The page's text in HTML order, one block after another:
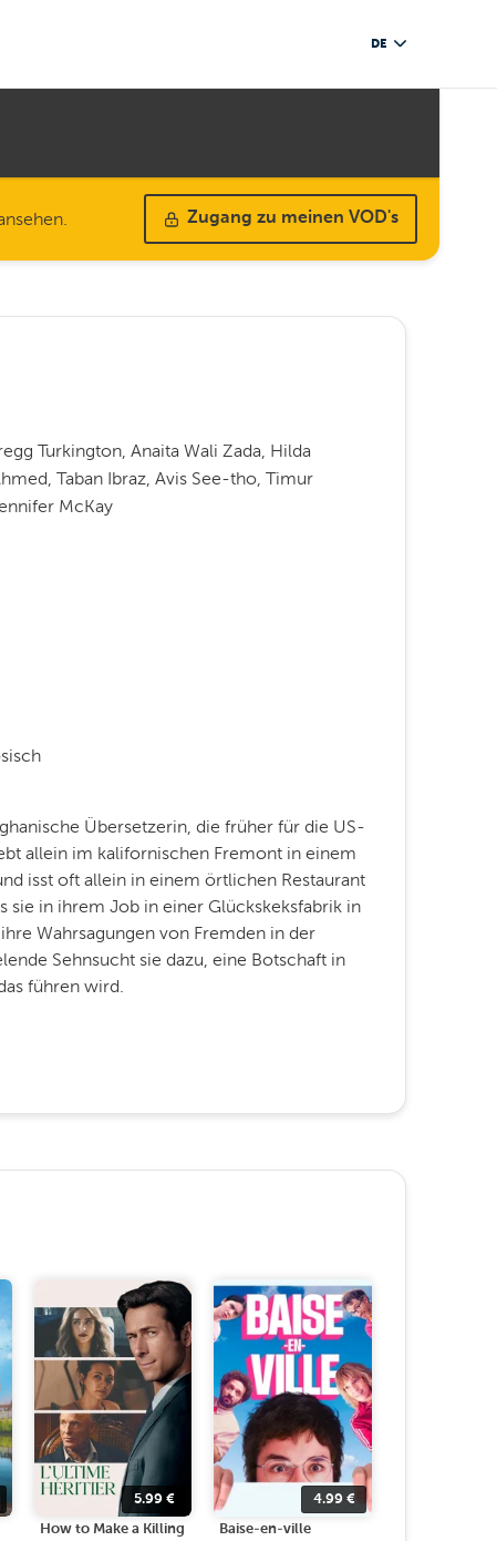
DE
Zugang zu meinen VOD's
Turkington, Anaita Wali Zada, Hilda
Taban Ibraz, Avis See-tho, Timur
McKay
Übersetzerin, die früher für die US-
allein im kalifornischen Fremont in einem
isst oft allein in einem örtlichen Restaurant
sie in ihrem Job in einer Glückskeksfabrik in
Wahrsagungen von Fremden in der
Sehnsucht sie dazu, eine Botschaft in
führen wird.
5.99 €
How to Make a Killing
4.99€
Baise-en-ville